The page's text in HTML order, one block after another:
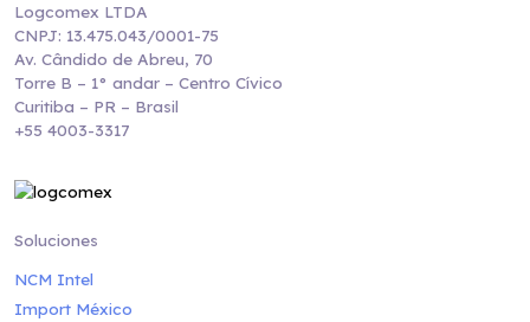
Logcomex LTDA
CNPJ: 13.475.043/0001-75
Av. Cândido de Abreu, 70
Torre B – 1° andar – Centro Cívico
Curitiba – PR – Brasil
+55 4003-3317
Soluciones
NCM Intel
Import México